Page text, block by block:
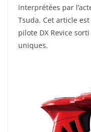
interprétées par
Tsuda. Cet article
pilote DX Revice
uniques.